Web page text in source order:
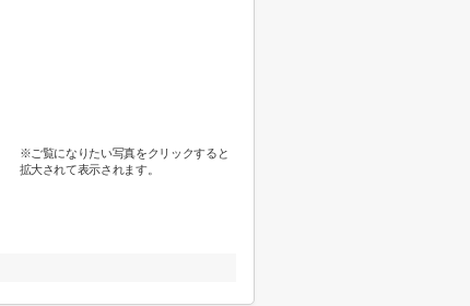
※ご覧になりたい写真をクリックすると
拡大されて表示されます。